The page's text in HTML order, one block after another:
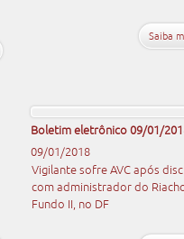
Saiba
Boletim eletrônico 09/01/
09/01/2018
Vigilante sofre AVC após
com administrador do
Fundo II, no DF